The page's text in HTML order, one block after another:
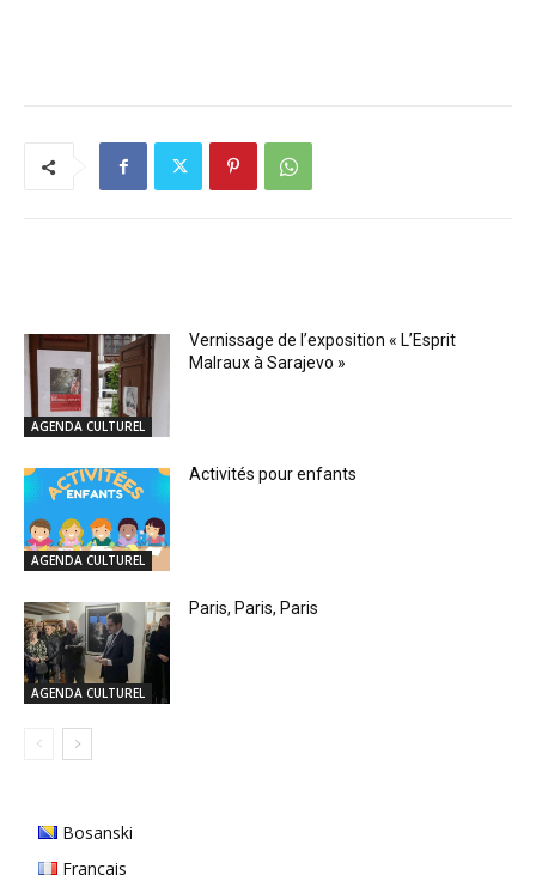
AGENDA CULTUREL
Vernissage de l’exposition « L’Esprit
Malraux à Sarajevo »
AGENDA CULTUREL
Activités pour enfants
AGENDA CULTUREL
Paris, Paris, Paris
Bosanski
Français